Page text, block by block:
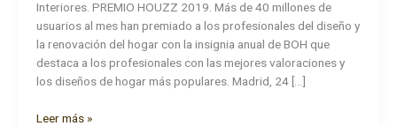
Interiores. PREMIO HOUZZ 2019. Más de 40 millones de
usuarios al mes han premiado a los profesionales del diseño y
la renovación del hogar con la insignia anual de BOH que
destaca a los profesionales con las mejores valoraciones y
los diseños de hogar más populares. Madrid, 24 […]
Fotógrafo
Leer más »